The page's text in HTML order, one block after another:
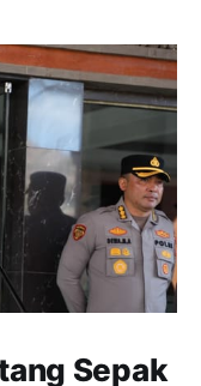
Sepak